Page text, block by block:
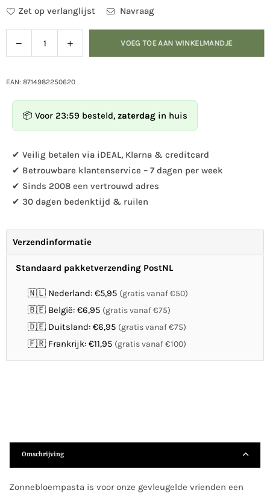
Zet op verlanglijst Navraag
Hoeveelheid
Verlaag
de
voor
voor
tuinvogels
Verhoog
de
voor
tuinvogels
VOEG TOE AAN WINKELMANDJE
EAN: 8714982250620
📦 Voor 23:59 besteld, zaterdag in huis
✔ Veilig betalen via iDEAL, Klarna & creditcard
✔ Betrouwbare klantenservice – 7 dagen per week
✔ Sinds 2008 een vertrouwd adres
✔ 30 dagen bedenktijd & ruilen
Verzendinformatie
Standaard pakketverzending PostNL
🇳🇱 Nederland: €5,95 (gratis vanaf €50)
🇧🇪 België: €6,95 (gratis vanaf €75)
🇩🇪 Duitsland: €6,95 (gratis vanaf €75)
🇫🇷 Frankrijk: €11,95 (gratis vanaf €100)
Omschrijving
Zonnebloempasta is voor onze gevleugelde vrienden een